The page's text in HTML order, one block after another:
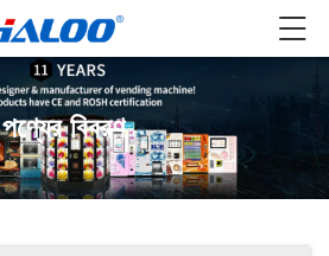
পণ্যের বিবরণ